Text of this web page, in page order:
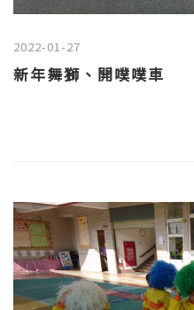
2022-01-27
新年舞獅、開噗噗車